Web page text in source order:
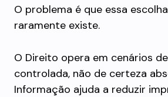
O problema é que essa
raramente existe.
O Direito opera em cenários
controlada, não de certeza
Informação ajuda a reduzir